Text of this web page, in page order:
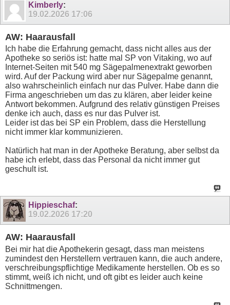
Kimberly:
19.02.2026 17:06
AW: Haarausfall
Ich habe die Erfahrung gemacht, dass nicht alles aus der
Apotheke so seriös ist: hatte mal SP von Vitaking, wo auf
Internet-Seiten mit 540 mg Sägepalmenextrakt geworben
wird. Auf der Packung wird aber nur Sägepalme genannt,
also wahrscheinlich einfach nur das Pulver. Habe dann die
Firma angeschrieben um das zu klären, aber leider keine
Antwort bekommen. Aufgrund des relativ günstigen Preises
denke ich auch, dass es nur das Pulver ist.
Leider ist das bei SP ein Problem, dass die Herstellung
nicht immer klar kommunizieren.
Natürlich hat man in der Apotheke Beratung, aber selbst da
habe ich erlebt, dass das Personal da nicht immer gut
geschult ist.
Hippieschaf:
19.02.2026 17:20
AW: Haarausfall
Bei mir hat die Apothekerin gesagt, dass man meistens
zumindest den Herstellern vertrauen kann, die auch andere,
verschreibungspflichtige Medikamente herstellen. Ob es so
stimmt, weiß ich nicht, und oft gibt es leider auch keine
Schnittmengen.